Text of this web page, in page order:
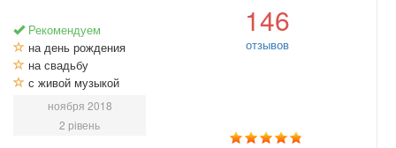
Рекомендуем
на день рождения
на свадьбу
с живой музыкой
ноября 2018
2 рівень
146
отзывов